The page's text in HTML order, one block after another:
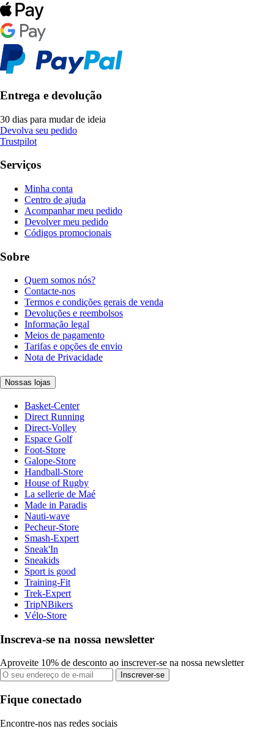
Entrega e devolução
30 dias para mudar de ideia
Devolva seu pedido
Trustpilot
Serviços
Minha conta
Centro de ajuda
Acompanhar meu pedido
Devolver meu pedido
Códigos promocionais
Sobre
Quem somos nós?
Contacte-nos
Termos e condições gerais de venda
Devoluções e reembolsos
Informação legal
Meios de pagamento
Tarifas e opções de envio
Nota de Privacidade
Nossas lojas
Basket-Center
Direct Running
Direct-Volley
Espace Golf
Foot-Store
Galope-Store
Handball-Store
House of Rugby
La sellerie de Maé
Made in Paradis
Nauti-wave
Pecheur-Store
Smash-Expert
Sneak'In
Sneakids
Sport is good
Training-Fit
Trek-Expert
TripNBikers
Vélo-Store
Inscreva-se na nossa newsletter
Aproveite 10% de desconto ao inscrever-se na nossa newsletter
Inscrever-se
Fique conectado
Encontre-nos nas redes sociais